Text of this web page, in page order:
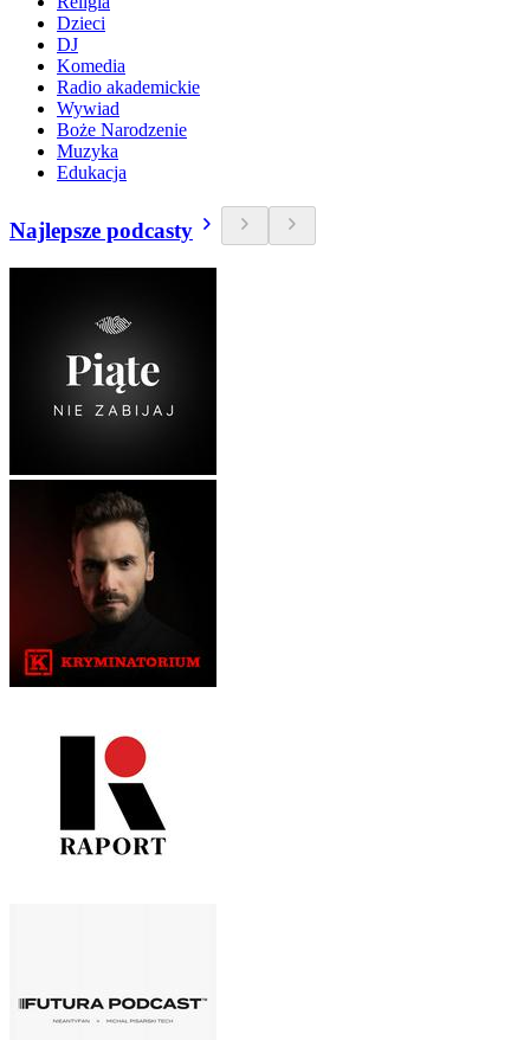
Dzieci
DJ
Komedia
Radio akademickie
Wywiad
Boże Narodzenie
Muzyka
Edukacja
Najlepsze podcasty